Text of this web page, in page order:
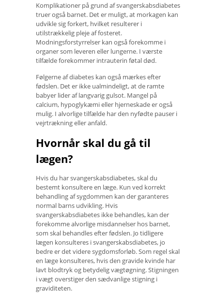
Komplikationer på grund af svangerskabsdiabetes
truer også barnet. Det er muligt, at morkagen kan
udvikle sig forkert, hvilket resulterer i
utilstrækkelig pleje af fosteret.
Modningsforstyrrelser kan også forekomme i
organer som leveren eller lungerne. I værste
tilfælde forekommer intrauterin føtal død.
Følgerne af diabetes kan også mærkes efter
fødslen. Det er ikke ualmindeligt, at de ramte
babyer lider af langvarig gulsot. Mangel på
calcium, hypoglykæmi eller hjerneskade er også
mulig. I alvorlige tilfælde har den nyfødte pauser i
vejrtrækning eller anfald.
Hvornår skal du gå til
lægen?
Hvis du har svangerskabsdiabetes, skal du
bestemt konsultere en læge. Kun ved korrekt
behandling af sygdommen kan der garanteres
normal barns udvikling. Hvis
svangerskabsdiabetes ikke behandles, kan der
forekomme alvorlige misdannelser hos barnet,
som skal behandles efter fødslen. Jo tidligere
lægen konsulteres i svangerskabsdiabetes, jo
bedre er det videre sygdomsforløb. Som regel skal
en læge konsulteres, hvis den gravide kvinde har
lavt blodtryk og betydelig vægtøgning. Stigningen
i vægt overstiger den sædvanlige stigning i
graviditeten.